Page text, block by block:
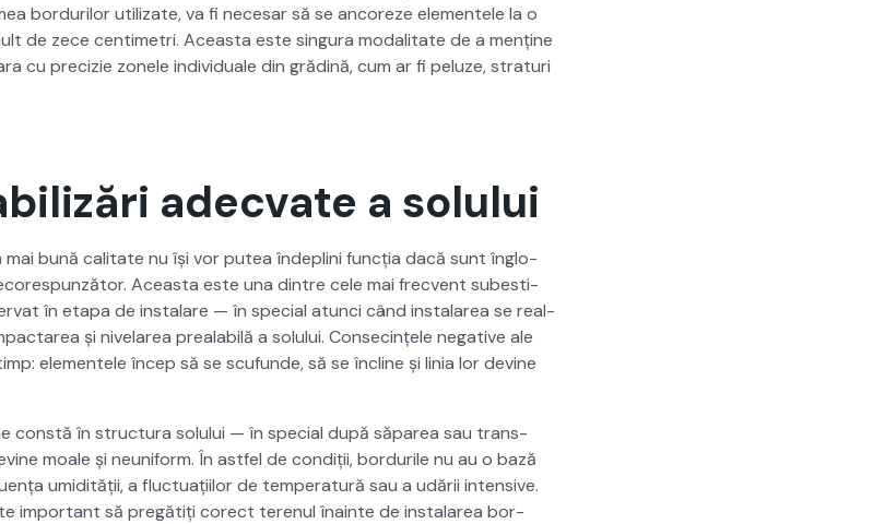
bor­durilor uti­lizate, va fi nece­sar să se ancoreze ele­mentele la o
de zece cen­timetri. Aceas­ta este sin­gu­ra modal­i­tate de a menține
cu pre­cizie zonele indi­vid­uale din grăd­ină, cum ar fi peluze, stra­turi
adecvate a solului
mai bună cal­i­tate nu își vor putea îndepli­ni funcția dacă sunt înglo­
Aceas­ta este una din­tre cele mai frecvent subes­ti­
în eta­pa de insta­lare — în spe­cial atun­ci când insta­larea se real­
și nive­larea pre­al­a­bilă a solu­lui. Con­secințele neg­a­tive ale
ele­mentele încep să se scu­funde, să se încline și linia lor devine
con­stă în struc­tura solu­lui — în spe­cial după săparea sau trans­
moale și neu­ni­form. În ast­fel de condiții, bor­durile nu au o bază
umid­ității, a fluc­tu­ați­ilor de tem­per­atură sau a udării inten­sive.
impor­tant să pregătiți corect terenul înainte de insta­larea bor­